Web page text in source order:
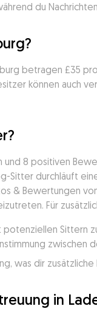
du
betragen £35
können auch
8 positiven
durchläuft
& Bewertungen
Für
Sittern
zwischen
was dir zusätzliche
in